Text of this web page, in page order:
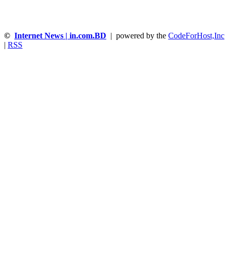
© Internet News | in.com.BD | powered by the CodeForHost,Inc
| RSS